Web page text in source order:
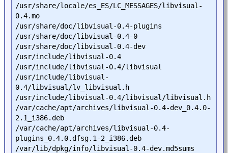
/usr/share/locale/es_ES/LC_MESSAGES/libvisual-
0.4.mo
/usr/share/doc/libvisual-0.4-plugins
/usr/share/doc/libvisual-0.4-0
/usr/share/doc/libvisual-0.4-dev
/usr/include/libvisual-0.4
/usr/include/libvisual-0.4/libvisual
/usr/include/libvisual-
0.4/libvisual/lv_libvisual.h
/usr/include/libvisual-0.4/libvisual/libvisual.h
/var/cache/apt/archives/libvisual-0.4-dev_0.4.0-
2.1_i386.deb
/var/cache/apt/archives/libvisual-0.4-
plugins_0.4.0.dfsg.1-2_i386.deb
/var/lib/dpkg/info/libvisual-0.4-dev.md5sums